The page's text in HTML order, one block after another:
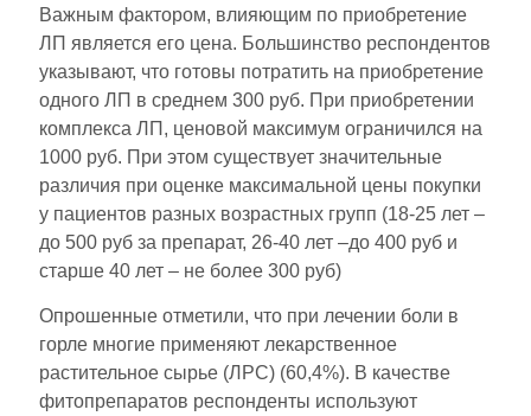
Важным фактором, влияющим по приобретение
ЛП является его цена. Большинство респондентов
указывают, что готовы потратить на приобретение
одного ЛП в среднем 300 руб. При приобретении
комплекса ЛП, ценовой максимум ограничился на
1000 руб. При этом существует значительные
различия при оценке максимальной цены покупки
у пациентов разных возрастных групп (18-25 лет –
до 500 руб за препарат, 26-40 лет –до 400 руб и
старше 40 лет – не более 300 руб)
Опрошенные отметили, что при лечении боли в
горле многие применяют лекарственное
растительное сырье (ЛРС) (60,4%). В качестве
фитопрепаратов респонденты используют